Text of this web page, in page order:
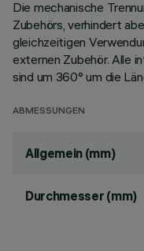
Die mechanische
Zubehörs, verhindert
gleichzeitigen
externen Zubehör. Alle
sind um 360° um die
ABMESSUNGEN
Allgemein (mm)
Durchmesser (mm)